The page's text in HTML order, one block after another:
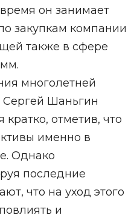
он занимает
закупкам компании
также в сфере
многолетней
Сергей Шаньгин
отметив, что
именно в
Однако
последние
что на уход этого
и